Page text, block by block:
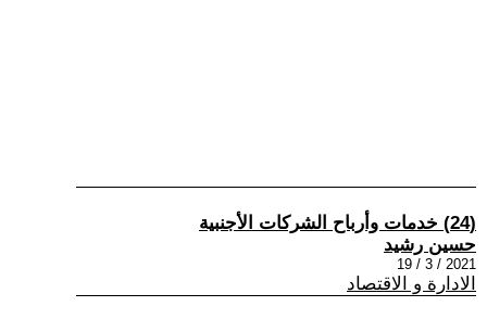
(24) خدمات وأرباح الشركات الأجنبية
حسين رشيد
2021 / 3 / 19
الادارة و الاقتصاد